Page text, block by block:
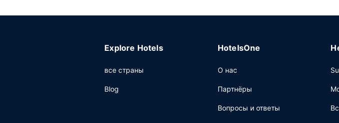
Другие особенности
планируете деловое или развлекательное мероприятие, отель предлагает
для конференций и 7 комнат(ы) для переговоров.
Explore Hotels
все страны
Blog
HotelsOne
О нас
Партнёры
Вопросы и ответы